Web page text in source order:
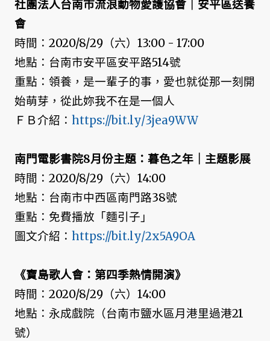
社團法人台南市流浪動物愛護協會｜安平區送養
會
時間：2020/8/29（六）13:00 - 17:00
地點：台南市安平區安平路514號
重點：領養，是一輩子的事，愛也就從那一刻開
始萌芽，從此妳我不在是一個人
ＦＢ介紹： https://bit.ly/3jea9WW
南門電影書院8月份主題：暮色之年｜主題影展
時間：2020/8/29（六）14:00
地點：台南市中西區南門路38號
重點：免費播放「麵引子」
圖文介紹： https://bit.ly/2x5A9OA
《寶島歌人會：第四季熱情開演》
時間：2020/8/29（六）14:00
地點：永成戲院（台南市鹽水區月港里過港21
號）